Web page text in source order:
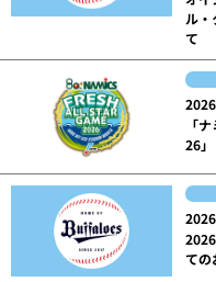
ル・
て
「
26
ての